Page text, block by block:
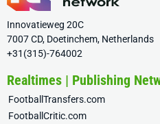
Innovatieweg 20C
7007 CD, Doetinchem, Netherlands
+31(315)-764002
Realtimes | Publishing
FootballTransfers.com
FootballCritic.com